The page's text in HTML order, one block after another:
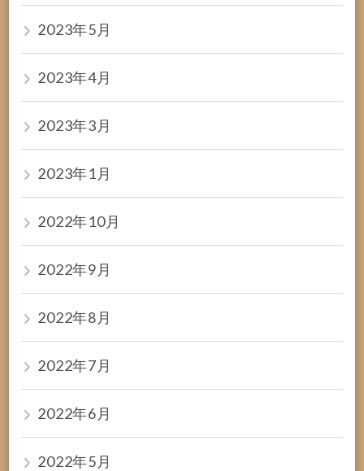
2023年5月
2023年4月
2023年3月
2023年1月
2022年10月
2022年9月
2022年8月
2022年7月
2022年6月
2022年5月